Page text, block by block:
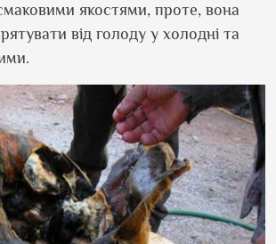
якостями, проте, вона
від голоду у холодні та